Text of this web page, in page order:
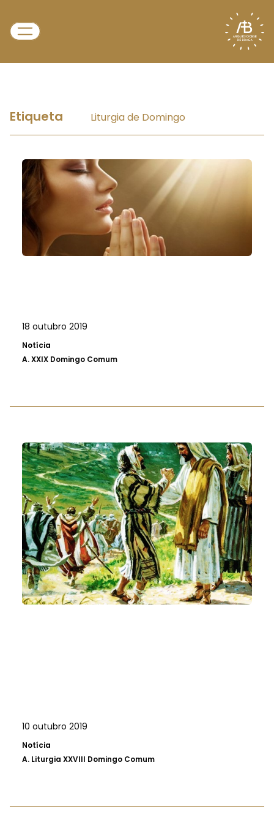
Etiqueta Liturgia de Domingo
18 outubro 2019
Notícia
A.XXIX Domingo Comum
10 outubro 2019
Notícia
A. Liturgia XXVIII Domingo Comum